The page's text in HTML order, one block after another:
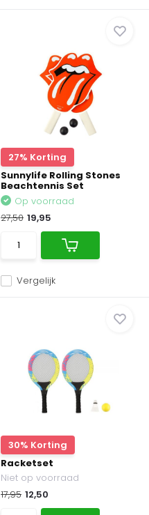
27% Korting
Sunnylife Rolling Stones
Beachtennis Set
Vergelijk
Op voorraad
27,50 19,95
30% Korting
Racketset
Niet op voorraad
17,95 12,50